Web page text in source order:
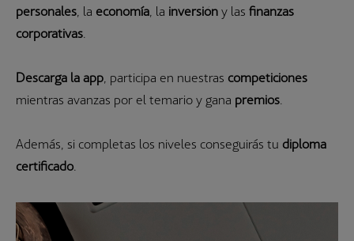
personales , la economía , la inversióny las finanzas
corporativas
Descarga la app , participa en nuestras competiciones
mientras avanzas por el temario y gana premios
Además, si completas los niveles conseguirás tu diploma
certificado